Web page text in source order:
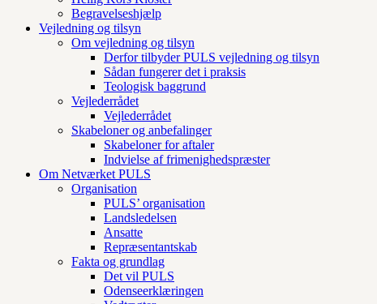
Begravelseshjælp
Vejledning og tilsyn
Om vejledning og tilsyn
Derfor tilbyder PULS vejledning og tilsyn
Sådan fungerer det i praksis
Teologisk baggrund
Vejlederrådet
Vejlederrådet
Skabeloner og anbefalinger
Skabeloner for aftaler
Indvielse af frimenighedspræster
Om Netværket PULS
Organisation
PULS’ organisation
Landsledelsen
Ansatte
Repræsentantskab
Fakta og grundlag
Det vil PULS
Odenseerklæringen